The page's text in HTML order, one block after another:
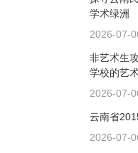
学术绿洲
2026-07-
非艺术生
学校的艺
2026-07-
云南省
2026-07-